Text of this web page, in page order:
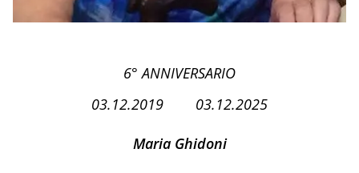
6° ANNIVERSARIO
03.12.2019 03.12.2025
Maria Ghidoni